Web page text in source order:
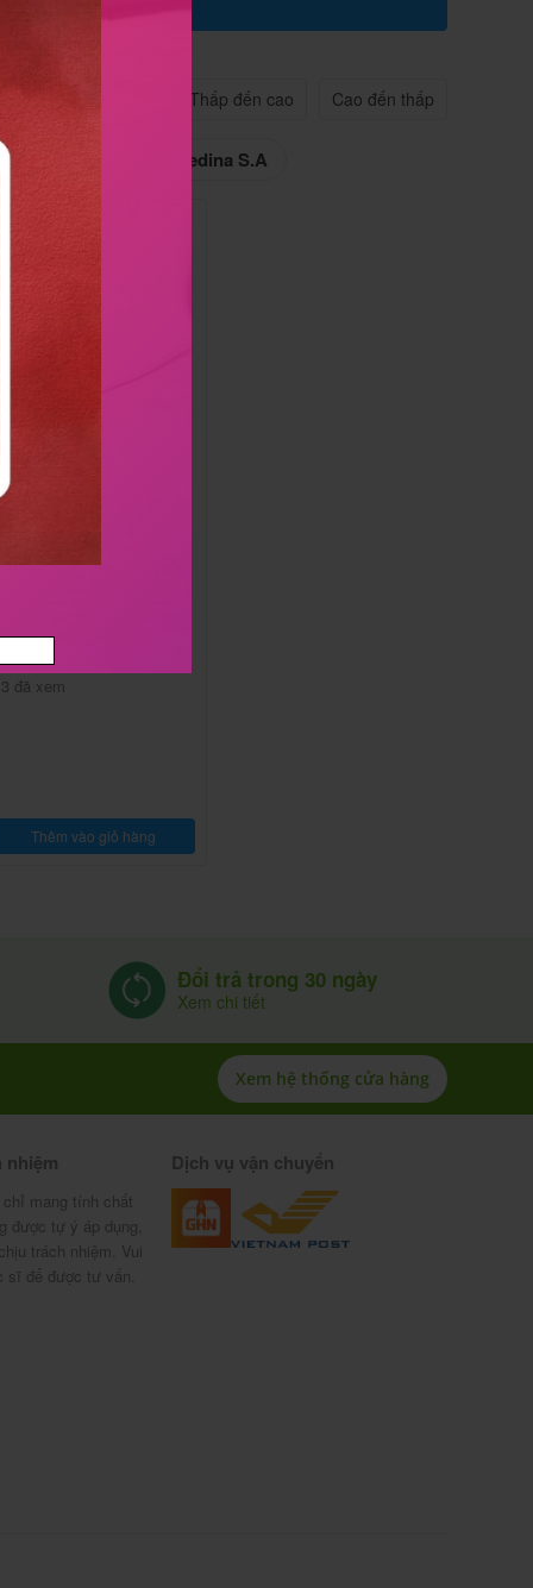
quan Thấp đến cao Cao đến thấp
Pharma Remedina S.A
1 lọ 90 viên
dụng:Bổ sung DHA
đã xem
Thêm vào giỏ hàng
Đổi trả trong 30 ngày
Xem chi tiết
Xem hệ thống cửa hàng
nhiệm
mang tính chất
được tự ý áp dụng,
trách nhiệm. Vui
sĩ để được tư vấn.
Dịch vụ vận chuyển